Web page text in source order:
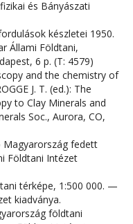
és Bányászati
készletei 1950.
Állami Földtani,
6 p. (T: 4579)
and the chemistry of
J. T. (ed.): The
to Clay Minerals and
Soc., Aurora, CO,
Magyarország fedett
Földtani Intézet
térképe, 1:500 000. —
kiadványa.
földtani